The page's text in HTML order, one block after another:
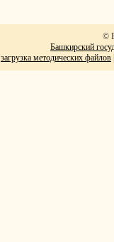
©
Башкирский
загрузка методических файлов